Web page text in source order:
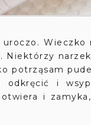
uroczo.
Niektórzy
potrząsam
odkręcić i
otwiera i